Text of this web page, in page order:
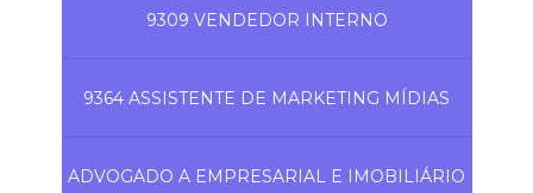
9309 VENDEDOR INTERNO
9364 ASSISTENTE DE MARKETING MÍDIAS
ADVOGADO A EMPRESARIAL E IMOBILIÁRIO